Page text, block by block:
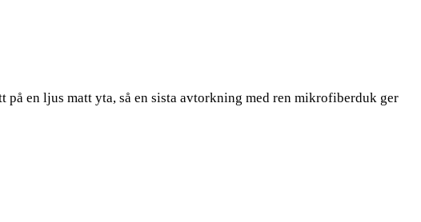
en ljus matt yta, så en sista avtorkning med ren mikrofiberduk ger